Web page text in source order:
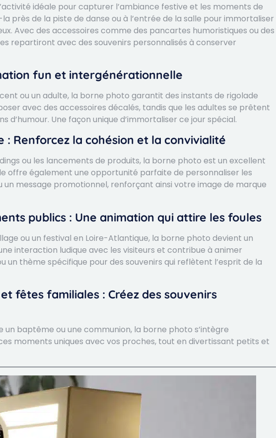
idéale pour capturer l’ambiance festive et les moments de
près de la piste de danse ou à l’entrée de la salle pour immortaliser
Avec des accessoires comme des pancartes humoristiques ou des
repartiront avec des souvenirs personnalisés à conserver
fun et intergénérationnelle
ou un adulte, la borne photo garantit des instants de rigolade
avec des accessoires décalés, tandis que les adultes se prêtent
d’humour. Une façon unique d’immortaliser ce jour spécial.
: Renforcez la cohésion et la convivialité
ou les lancements de produits, la borne photo est un excellent
offre également une opportunité parfaite de personnaliser les
un message promotionnel, renforçant ainsi votre image de marque
publics : Une animation qui attire les foules
ou un festival en Loire-Atlantique, la borne photo devient un
interaction ludique avec les visiteurs et contribue à animer
un thème spécifique pour des souvenirs qui reflètent l’esprit de la
fêtes familiales : Créez des souvenirs
baptême ou une communion, la borne photo s’intègre
moments uniques avec vos proches, tout en divertissant petits et